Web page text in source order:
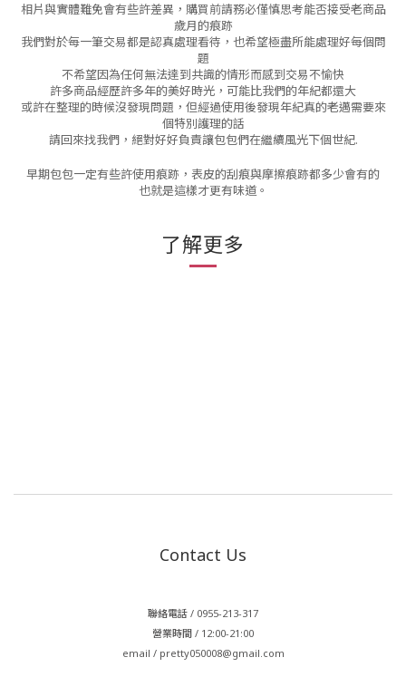
相片與實體難免會有些許差異，購買前請務必僅慎思考能否接受老商品
歲月的痕跡
我們對於每一筆交易都是認真處理看待，也希望極盡所能處理好每個問
題
不希望因為任何無法達到共識的情形而感到交易不愉快
許多商品經歷許多年的美好時光，可能比我們的年紀都還大
或許在整理的時候沒發現問題，但經過使用後發現年紀真的老邁需要來
個特別護理的話
請回來找我們，絕對好好負責讓包包們在繼續風光下個世紀.
早期包包一定有些許使用痕跡，表皮的刮痕與摩擦痕跡都多少會有的
也就是這樣才更有味道。
了解更多
Contact Us
聯絡電話 / 0955-213-317
營業時間 / 12:00-21:00
email / pretty050008@gmail.com